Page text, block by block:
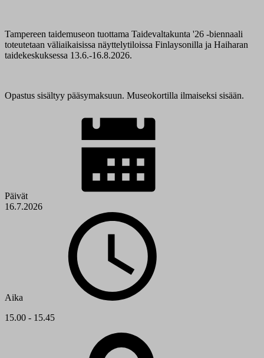
Tampereen taidemuseon tuottama Taidevaltakunta '26 -biennaali
toteutetaan väliaikaisissa näyttelytiloissa Finlaysonilla ja Haiharan
taidekeskuksessa 13.6.-16.8.2026.
Opastus sisältyy pääsymaksuun. Museokortilla ilmaiseksi sisään.
Päivät
16.7.2026
Aika
15.00 - 15.45